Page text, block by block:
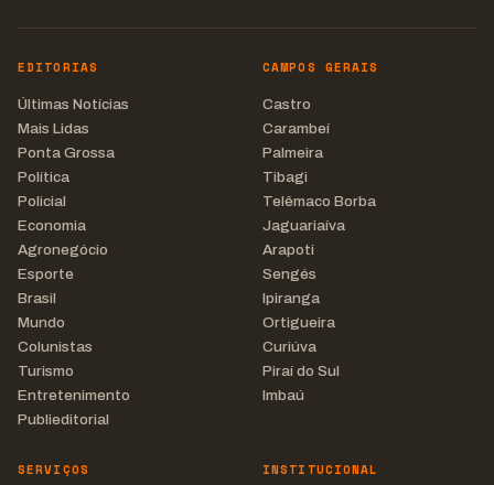
EDITORIAS
Últimas Notícias
Mais Lidas
Ponta Grossa
Política
Policial
Economia
Agronegócio
Esporte
Brasil
Mundo
Colunistas
Turismo
Entretenimento
Publieditorial
CAMPOS GERAIS
Castro
Carambeí
Palmeira
Tibagi
Telêmaco Borba
Jaguariaíva
Arapoti
Sengés
Ipiranga
Ortigueira
Curiúva
Piraí do Sul
Imbaú
SERVIÇOS INSTITUCIONAL